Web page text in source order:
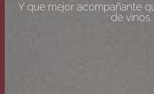
Y que mejor acompañante
de vinos.